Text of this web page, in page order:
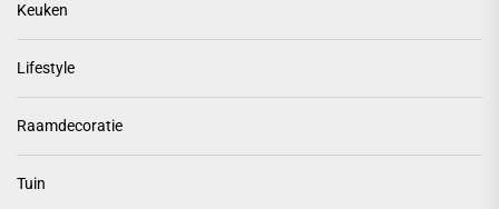
Keuken
Lifestyle
Raamdecoratie
Tuin